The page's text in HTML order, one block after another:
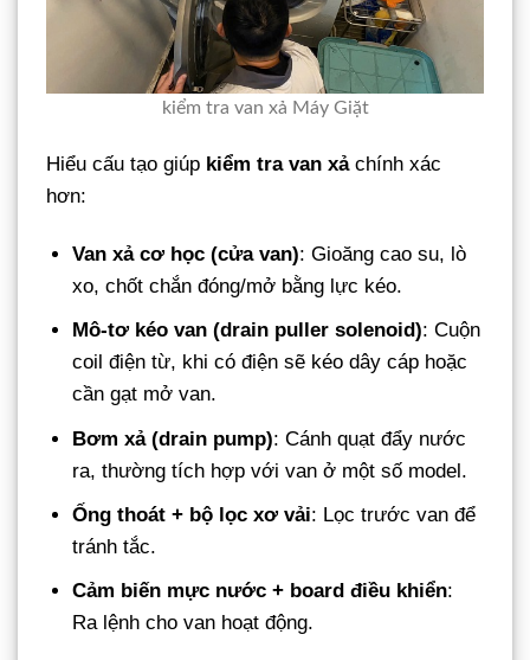
kiểm tra van xả Máy Giặt
Hiểu cấu tạo giúp kiểm tra van xảchính xác
hơn:
Van xả cơ học (cửa van): Gioăng cao su, lò
xo, chốt chắn đóng/mở bằng lực kéo.
Mô-tơ kéo van (drain puller solenoid): Cuộn
coil điện từ, khi có điện sẽ kéo dây cáp hoặc
cần gạt mở van.
Bơm xả (drain pump): Cánh quạt đẩy nước
ra, thường tích hợp với van ở một số model.
Ống thoát + bộ lọc xơ vải: Lọc trước van để
tránh tắc.
Cảm biến mực nước + board điều khiển:
Ra lệnh cho van hoạt động.